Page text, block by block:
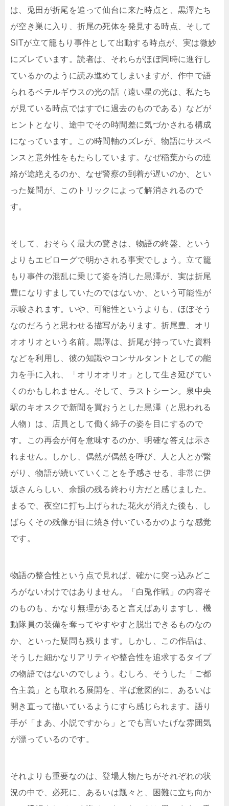
は、兎田が折尾を追って仙台に来た時点と、黒澤たち
が空き巣に入り、折尾の死体を発見する時点、そして
SITが立て籠もり事件として出動する時点が、実は微妙
にズレています。読者は、それらがほぼ同時に進行し
ているかのように読み進めてしまいますが、作中で語
られるベテルギウスの光の話（遠い星の光は、私たち
が見ている時点ではすでに過去のものである）などが
ヒントとなり、途中でその時間差に気づかされる構成
になっています。この時間軸のズレが、物語にサスペ
ンスと意外性をもたらしています。なぜ稲葉からの連
絡が途絶えるのか、なぜ警察の到着が遅いのか、とい
った疑問が、このトリックによって解消されるので
す。
そして、おそらく最大の驚きは、物語の終盤、という
よりもエピローグで明かされる事実でしょう。立て籠
もり事件の混乱に乗じて姿を消した黒澤が、実は折尾
豊になりすましていたのではないか、という可能性が
示唆されます。いや、可能性というよりも、ほぼそう
なのだろうと思わせる描写があります。折尾豊、オリ
オオリオという名前。黒澤は、折尾が持っていた資料
などを利用し、彼の知識やコンサルタントとしての能
力を手に入れ、「オリオオリオ」として生き延びてい
くのかもしれません。そして、ラストシーン。泉中央
駅のキオスクで新聞を買おうとした黒澤（と思われる
人物）は、店員として働く綿子の姿を目にするので
す。この再会が何を意味するのか、明確な答えは示さ
れません。しかし、偶然が偶然を呼び、人と人とが繋
がり、物語が続いていくことを予感させる、非常に伊
坂さんらしい、余韻の残る終わり方だと感じました。
まるで、夜空に打ち上げられた花火が消えた後も、し
ばらくその残像が目に焼き付いているかのような感覚
です。
物語の整合性という点で見れば、確かに突っ込みどこ
ろがないわけではありません。「白兎作戦」の内容そ
のものも、かなり無理があると言えばありますし、機
動隊員の装備を奪ってやすやすと脱出できるものなの
か、といった疑問も残ります。しかし、この作品は、
そうした細かなリアリティや整合性を追求するタイプ
の物語ではないのでしょう。むしろ、そうした「ご都
合主義」とも取れる展開を、半ば意図的に、あるいは
開き直って描いているようにすら感じられます。語り
手が「まあ、小説ですから」とでも言いたげな雰囲気
が漂っているのです。
それよりも重要なのは、登場人物たちがそれぞれの状
況の中で、必死に、あるいは飄々と、困難に立ち向か